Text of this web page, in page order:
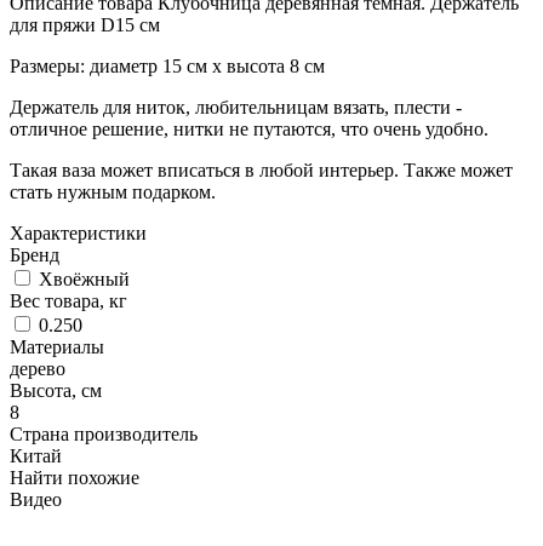
для пряжи D15 см
Размеры: диаметр 15 см x высота 8 см
Держатель для ниток, любительницам вязать, плести -
отличное решение, нитки не путаются, что очень удобно.
Такая ваза может вписаться в любой интерьер. Также может
стать нужным подарком.
Характеристики
Бренд
Хвоёжный
Вес товара, кг
0.250
Материалы
дерево
Высота, см
8
Страна производитель
Китай
Найти похожие
Видео